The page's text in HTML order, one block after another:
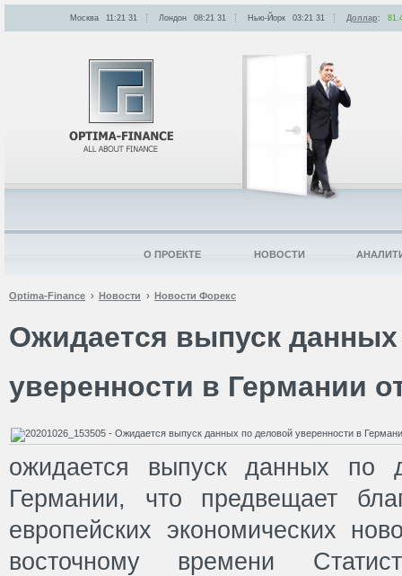
Optima-Finance Новости Новости Форекс
Ожидается выпуск
уверенности в Германии
ожидается выпуск данных по
Германии, что предвещает
европейских экономических
восточному времени
Москва 11:21: 31 Лондон 08:21: 31 Нью-Йорк 03:21: 31 Доллар:
О ПРОЕКТЕ НОВОСТИ